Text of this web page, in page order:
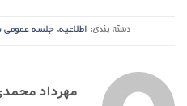
دسته بندی: اطلاعیه, جلسه عمومی
مهرداد